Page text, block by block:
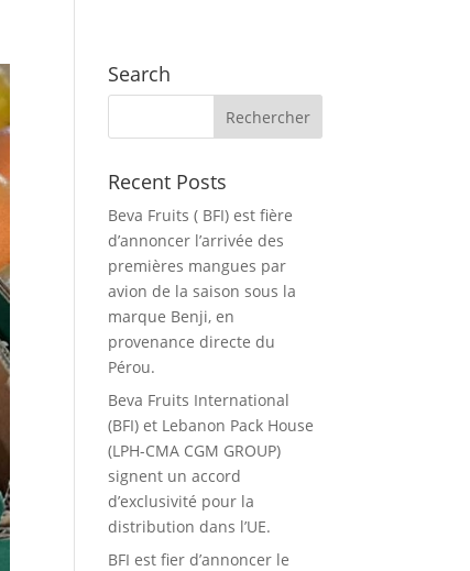
Search
Recent Posts
Beva Fruits ( BFI) est fière
d’annoncer l’arrivée des
premières mangues par
avion de la saison sous la
marque Benji, en
provenance directe du
Pérou.
Beva Fruits International
(BFI) et Lebanon Pack House
(LPH-CMA CGM GROUP)
signent un accord
d’exclusivité pour la
distribution dans l’UE.
BFI est fier d’annoncer le